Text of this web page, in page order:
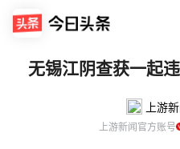
无锡江阴查获一起
上游
上游新闻官方账号